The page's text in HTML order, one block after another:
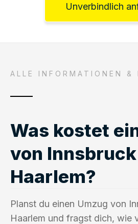
Unverbindlich
ALLE INFORMATIONEN &
Was kostet
von
Haarlem?
Planst du einen Umzug von
Haarlem und fragst dich, wie